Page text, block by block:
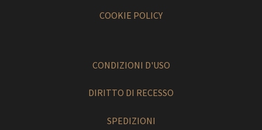
COOKIE POLICY
CONDIZIONI D'USO
DIRITTO DI RECESSO
SPEDIZIONI